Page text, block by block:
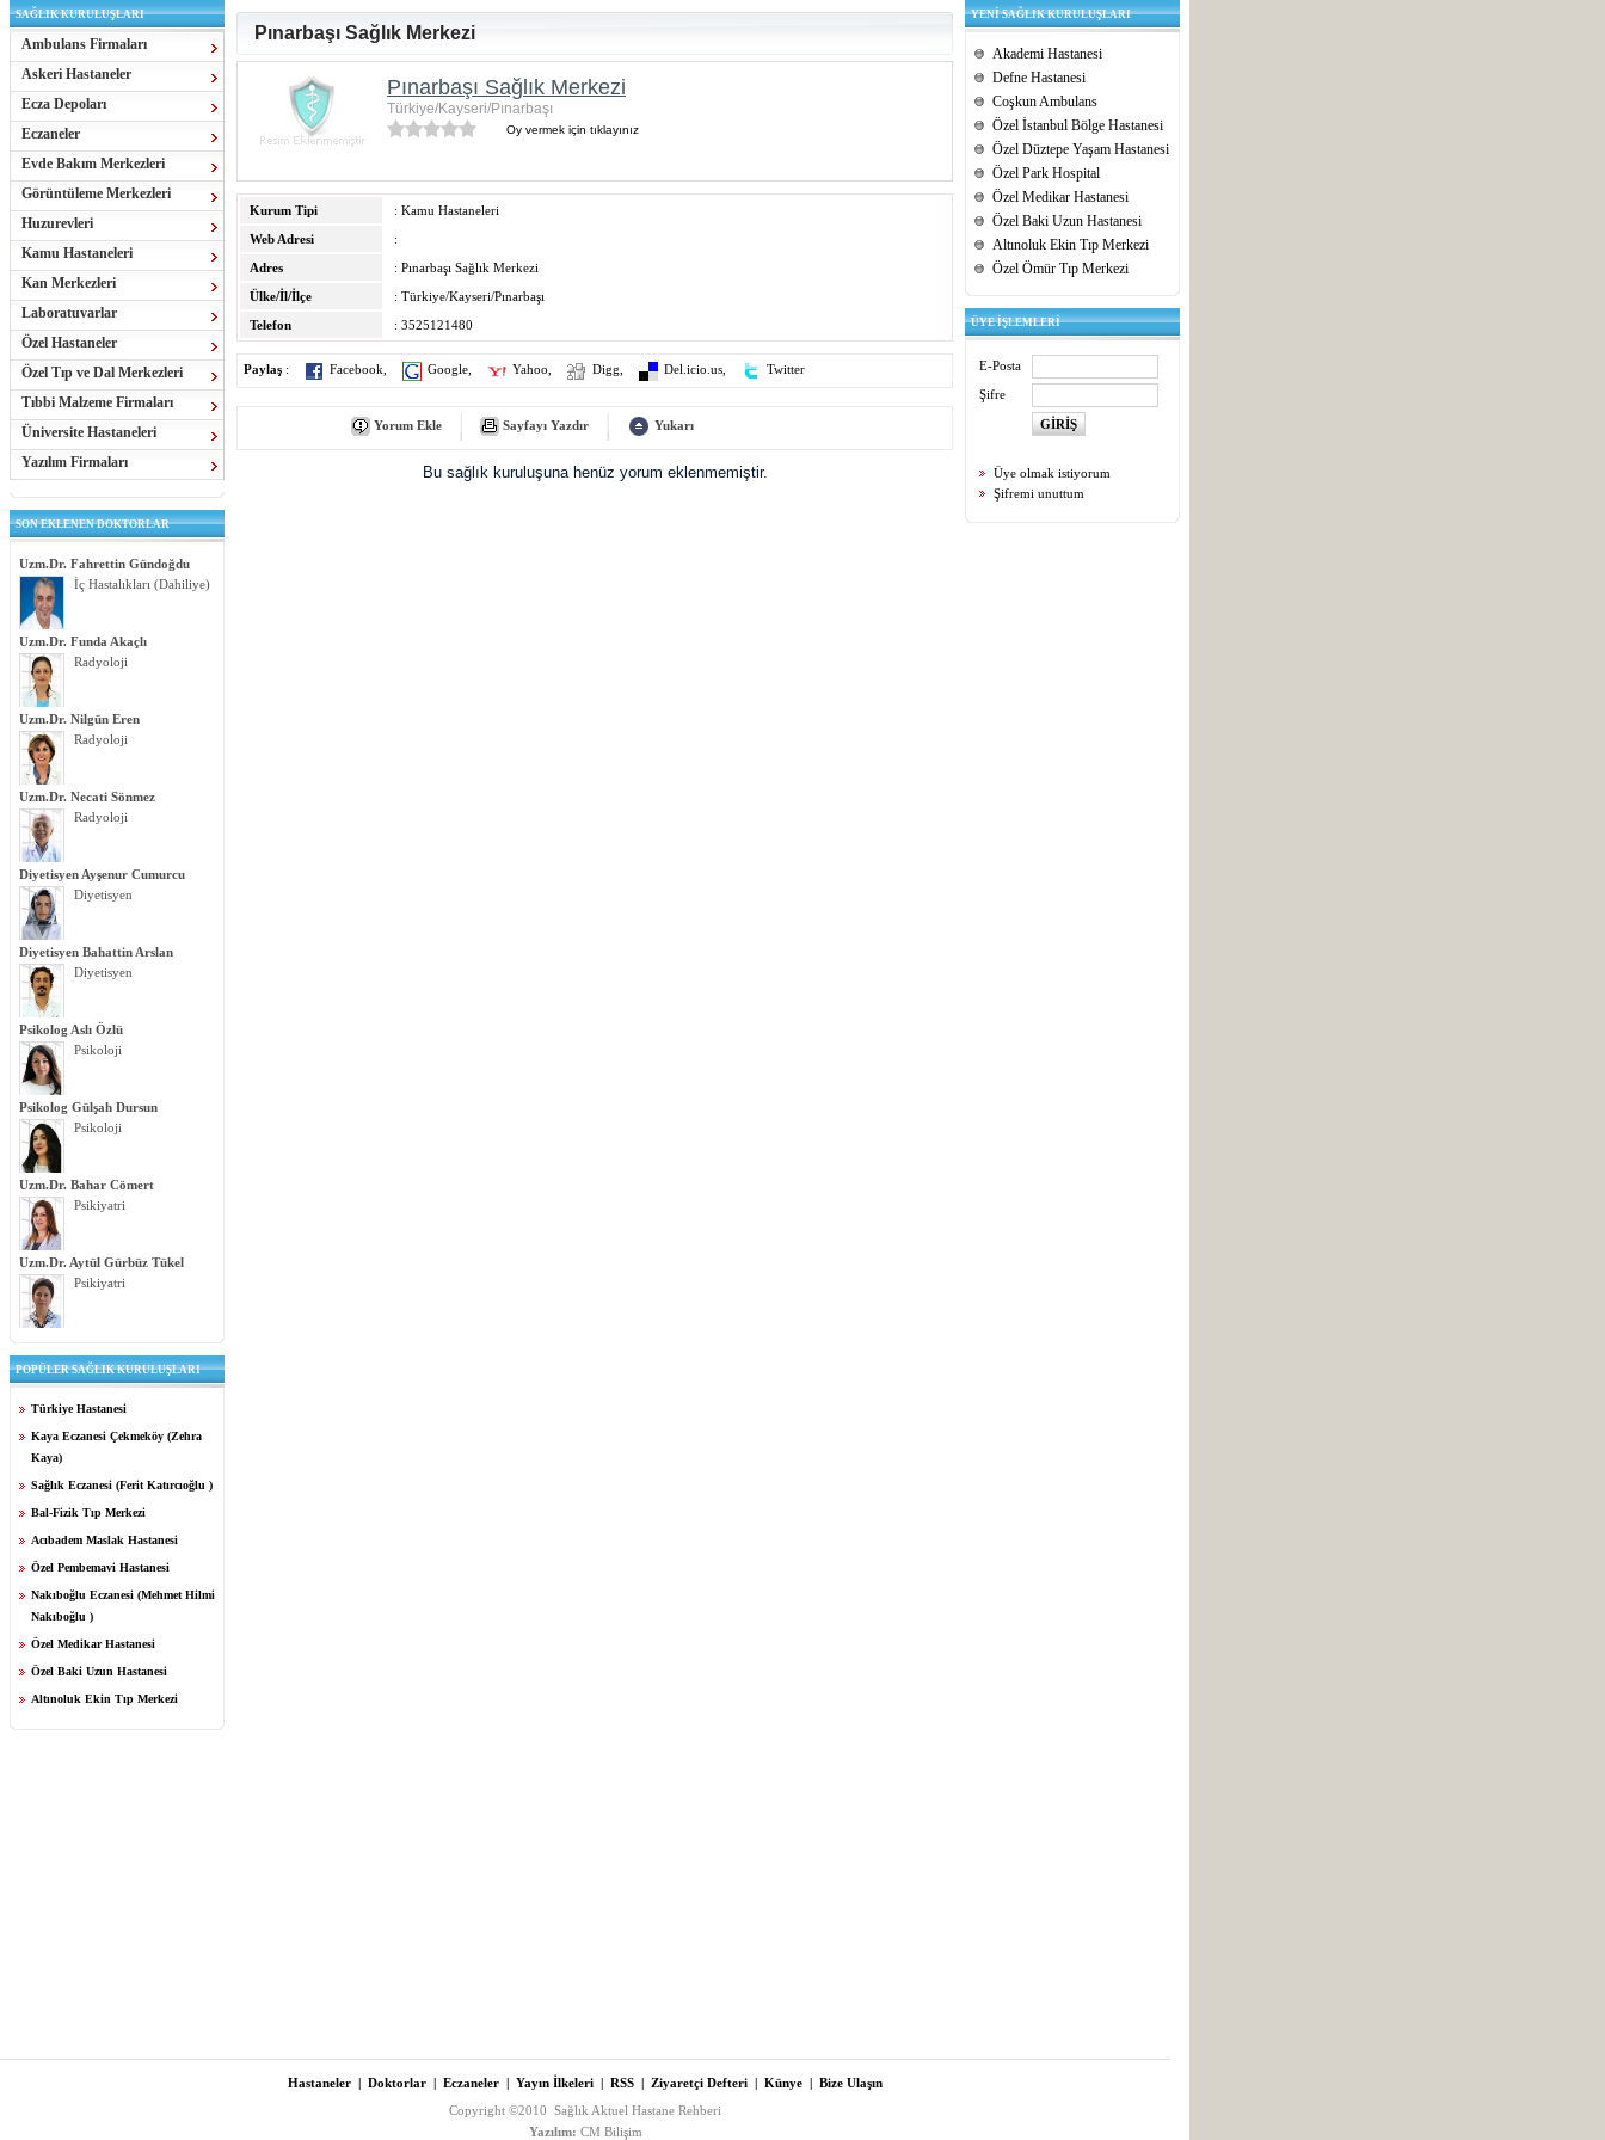
SAĞLIK KURULUŞLARI
Ambulans Firmaları
Askeri Hastaneler
Ecza Depoları
Eczaneler
Evde Bakım Merkezleri
Görüntüleme Merkezleri
Huzurevleri
Kamu Hastaneleri
Kan Merkezleri
Laboratuvarlar
Özel Hastaneler
Özel Tıp ve Dal Merkezleri
Tıbbi Malzeme Firmaları
Üniversite Hastaneleri
Yazılım Firmaları
SON EKLENEN DOKTORLAR
Uzm.Dr. Fahrettin Gündoğdu
İç Hastalıkları (Dahiliye)
Uzm.Dr. Funda Akaçlı
Radyoloji
Uzm.Dr. Nilgün Eren
Radyoloji
Uzm.Dr. Necati Sönmez
Radyoloji
Diyetisyen Ayşenur Cumurcu
Diyetisyen
Diyetisyen Bahattin Arslan
Diyetisyen
Psikolog Aslı Özlü
Psikoloji
Psikolog Gülşah Dursun
Psikoloji
Uzm.Dr. Bahar Cömert
Psikiyatri
Uzm.Dr. Aytül Gürbüz Tükel
Psikiyatri
POPÜLER SAĞLIK KURULUŞLARI
Türkiye Hastanesi
Kaya Eczanesi Çekmeköy (Zehra
Kaya)
Sağlık Eczanesi (Ferit Katırcıoğlu )
Bal-Fizik Tıp Merkezi
Acıbadem Maslak Hastanesi
Özel Pembemavi Hastanesi
Nakıboğlu Eczanesi (Mehmet Hilmi
Nakıboğlu )
Özel Medikar Hastanesi
Özel Baki Uzun Hastanesi
Altınoluk Ekin Tıp Merkezi
Pınarbaşı Sağlık Merkezi
Pınarbaşı Sağlık Merkezi
Türkiye/Kayseri/Pınarbaşı
Oy vermek için tıklayınız
Kurum Tipi
: Kamu Hastaneleri
Web Adresi
:
Adres
: Pınarbaşı Sağlık Merkezi
Ülke/İl/İlçe
: Türkiye/Kayseri/Pınarbaşı
Telefon
: 3525121480
Paylaş : Facebook Google Yahoo Digg Del.icio.us Twitter
Yorum Ekle Sayfayı Yazdır Yukarı
Bu sağlık kuruluşuna henüz yorum eklenmemiştir.
YENİ SAĞLIK KURULUŞLARI
Akademi Hastanesi
Defne Hastanesi
Coşkun Ambulans
Özel İstanbul Bölge Hastanesi
Özel Düztepe Yaşam Hastanesi
Özel Park Hospital
Özel Medikar Hastanesi
Özel Baki Uzun Hastanesi
Altınoluk Ekin Tıp Merkezi
Özel Ömür Tıp Merkezi
ÜYE İŞLEMLERİ
E-Posta
Şifre
Üye olmak istiyorum
Şifremi unuttum
Hastaneler | Doktorlar | Eczaneler | Yayın İlkeleri | RSS | Ziyaretçi Defteri | Künye | Bize Ulaşın
Copyright ©2010 Sağlık Aktuel Hastane Rehberi
Yazılım: CM Bilişim